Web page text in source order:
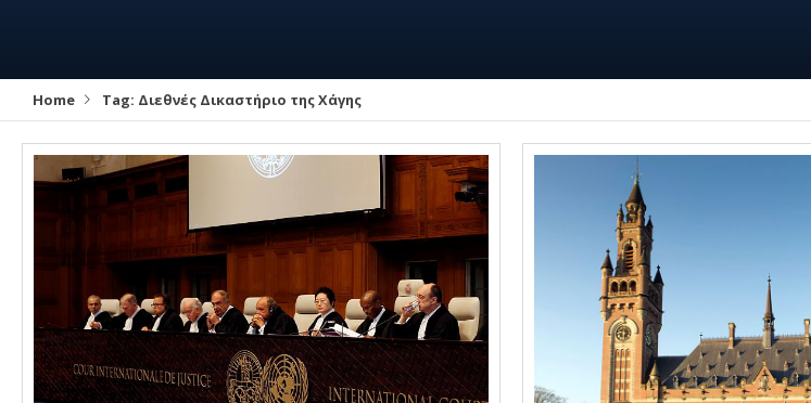
Home Tag: Διεθνές Δικαστήριο της Χάγης